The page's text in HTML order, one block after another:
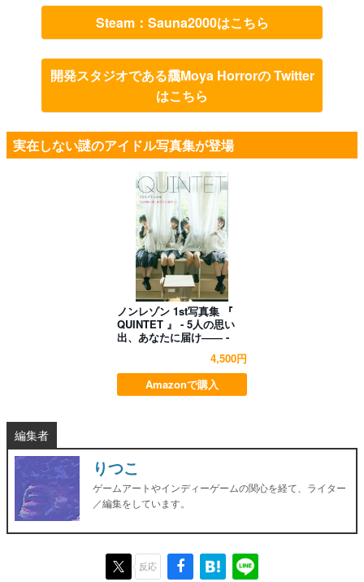
Steam：Sauna2000はこちら
開発スタジオである靄Moya Horrorの Twitter
はこちら
実在しない謎のアイドル写真集が登場
ノンレゾン 1st写真集 『
QUINTET 』 - 5人の思い
出、あなたに届け―― -
4,500円
Amazonで購入
編集者
りつこ
ゲームアートやインディーゲームの関心を経て、ライター
／編集をしています。
反応